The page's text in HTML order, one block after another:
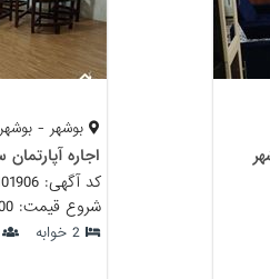
بوشهر - بوشهر
کد آگهی: 101906
شروع قیمت: 1,500,000 تومان
2 خوابه